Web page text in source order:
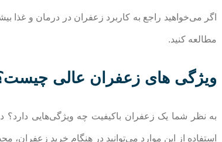
‌اگر می‌خواهید راجع به کاربرد زعفران در درمان و غذا
مطالعه کنید.
ویژگی های زعفران عالی
به نظر شما یک زعفران باکیفیت چه ویژگی‌هایی دارد؟
استفاده از این موارد می‌توانید در هنگام خرید زعفران،